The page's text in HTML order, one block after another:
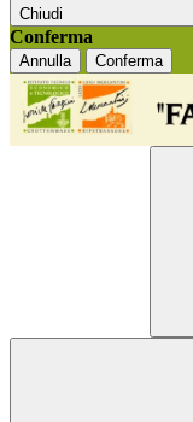
Chiudi
Conferma
Annulla Conferma